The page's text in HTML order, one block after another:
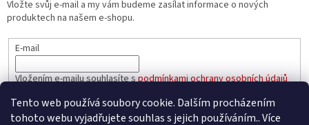
Tento web používá soubory cookie. Dalším procházením
tohoto webu vyjadřujete souhlas s jejich používáním.. Více
Vložte svůj e-mail a my vám budeme zasílat informace o nových
produktech na našem e-shopu.
E-mail
Vložením e-mailu souhlasíte spodmínkami ochrany osobních údajů
PŘIHLÁSIT SE